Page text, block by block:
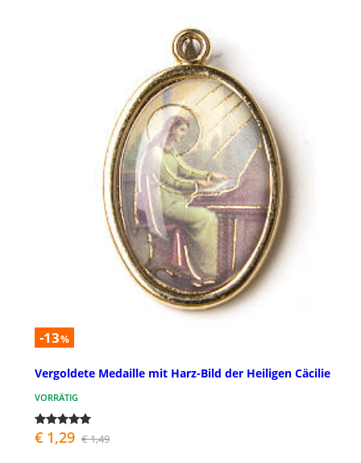
-13%
Vergoldete Medaille mit Harz-Bild der Heiligen Cäcilie
VORRÄTIG
€ 1,29 € 1,49